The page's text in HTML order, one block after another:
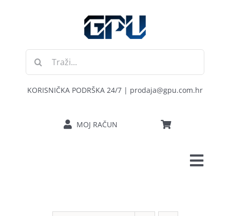
Traži...
KORISNIČKA PODRŠKA 24/7 | prodaja@gpu.com.hr
MOJ RAČUN
RAČUNALA